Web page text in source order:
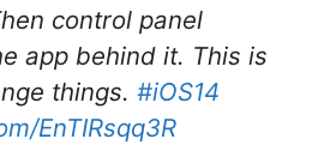
control panel
app behind it. This is
things. #iOS14
EnTIRsqq3R